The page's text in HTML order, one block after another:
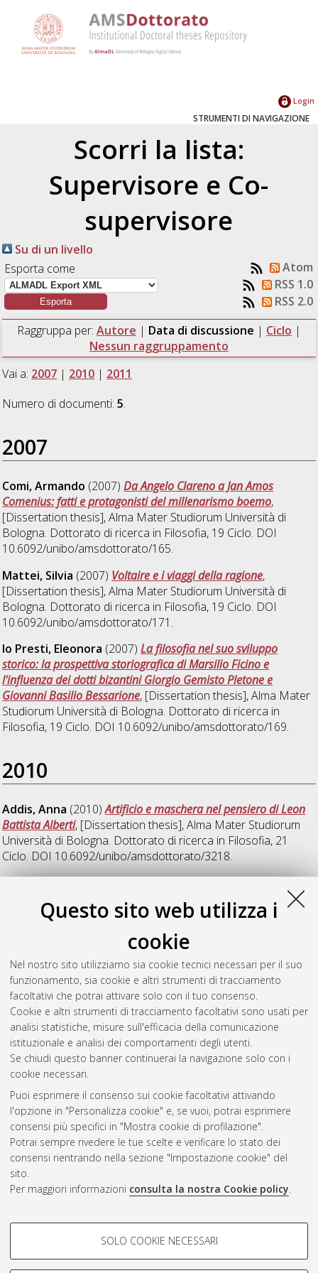
Questo sito web utilizza i
cookie
Nel nostro sito utilizziamo sia cookie tecnici necessari per il suo
funzionamento, sia cookie e altri strumenti di tracciamento
facoltativi che potrai attivare solo con il tuo consenso.
Cookie e altri strumenti di tracciamento facoltativi sono usati per
analisi statistiche, misure sull'efficacia della comunicazione
istituzionale e analisi dei comportamenti degli utenti.
Se chiudi questo banner continuerai la navigazione solo con i
cookie necessari.
Puoi esprimere il consenso sui cookie facoltativi attivando
l'opzione in "Personalizza cookie" e, se vuoi, potrai esprimere
consensi più specifici in "Mostra cookie di profilazione".
Potrai sempre rivedere le tue scelte e verificare lo stato dei
consensi rientrando nella sezione "Impostazione cookie" del
sito.
Per maggiori informazioni consulta la nostra Cookie policy.
COOKIE DI PROFILAZIONE -
SOLO COOKIE NECESSARI
Login
STRUMENTI DI NAVIGAZIONE
Scorri la lista:
Supervisore e Co-
supervisore
Su di un livello
Esporta come
Atom
RSS 1.0
RSS 2.0
Raggruppa per: Autore | Data di discussione | Ciclo |
Nessun raggruppamento
Vai a: 2007 | 2010 | 2011
Numero di documenti:5.
2007
Comi, Armando (2007)Da Angelo Clareno a Jan Amos
Comenius: fatti e protagonisti del millenarismo boemo,
[Dissertation thesis], Alma Mater Studiorum Università di
Bologna. Dottorato di ricerca in Filosofia, 19 Ciclo. DOI
10.6092/unibo/amsdottorato/165.
Mattei, Silvia (2007) Voltaire e i viaggi della ragione,
[Dissertation thesis], Alma Mater Studiorum Università di
Bologna. Dottorato di ricerca in Filosofia, 19 Ciclo. DOI
10.6092/unibo/amsdottorato/171.
lo Presti, Eleonora (2007)La filosofia nel suo sviluppo
storico: la prospettiva storiografica di Marsilio Ficino e
l'influenza dei dotti bizantini Giorgio Gemisto Pletone e
Giovanni Basilio Bessarione, [Dissertation thesis], Alma Mater
Studiorum Università di Bologna. Dottorato di ricerca in
Filosofia, 19 Ciclo. DOI 10.6092/unibo/amsdottorato/169.
2010
Addis, Anna (2010)Artificio e maschera nel pensiero di Leon
Battista Alberti, [Dissertation thesis], Alma Mater Studiorum
Università di Bologna. Dottorato di ricerca in Filosofia, 21
Ciclo. DOI 10.6092/unibo/amsdottorato/3218.
2011
Tommaso Campanella e la tradizione
ermetica. Approfondimenti sul concetto di 'senso'
thesis], Alma Mater Studiorum Università di Bologna.
Dottorato di ricerca inFilosofia , 22 Ciclo.
Questa lista e' stata generata ilSat Aug 8 20:46:14 2026
Atom
Rss 1.0
Rss 2.0
ISSN: 2038-7946
Impostazioni Cookie
Informativa sulla privacy
Condizioni d’uso del sito